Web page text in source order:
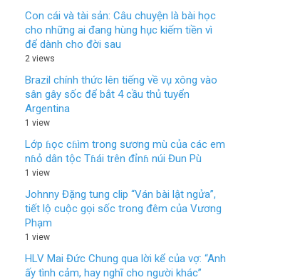
Con cái và tài sản: Câu chuyện là bài học
cho những ai đang hùng hục kiếm tiền vì
để dành cho đời sau
2 views
Brazil chính thức lên tiếng về vụ xông vào
sân gây sốc để bắt 4 cầu thủ tuyển
Argentina
1 view
Lớp ɦọc cɦìm trong sương mù của các em
nɦỏ dân tộc Tɦái trên đỉnɦ núi Đun Pù
1 view
Johnny Đặng tung clip “Ván bài lật ngửa”,
tiết lộ cuộc gọi sốc trong đêm của Vương
Phạm
1 view
HLV Mai Đức Chung qua lời kể của vợ: “Anh
ấy tình cảm, hay nghĩ cho người khác”